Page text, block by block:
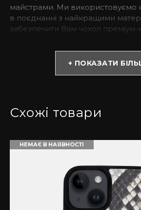
майстрами. Ми використовуємо
в поєднанні з найкращими
забезпечити Вам чохол преміум-
* Зверніть увагу! Колір та відтінок
відрізнятися залежно від
Чому варто обрати чохол із
успішності і достатку. Вона не
виглядає, але і одна з найбільш
Купивши такий аксесуар, Ви
спокійними за Ваш смартфон
випадкових падінь.
+ ПОКАЗАТИ
Схожі товари
НЕМАЄ В НАЯВНОСТІ